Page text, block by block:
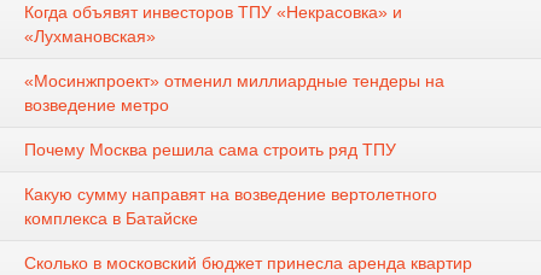
Когда объявят инвесторов ТПУ «Некрасовка» и
«Лухмановская»
«Мосинжпроект» отменил миллиардные тендеры на
возведение метро
Почему Москва решила сама строить ряд ТПУ
Какую сумму направят на возведение вертолетного
комплекса в Батайске
Сколько в московский бюджет принесла аренда квартир